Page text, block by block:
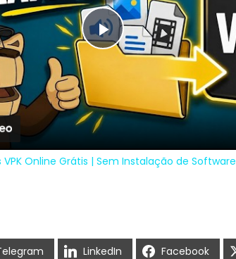
Play
Video
Online Grátis | Sem Instalação de Software
LinkedIn Facebook